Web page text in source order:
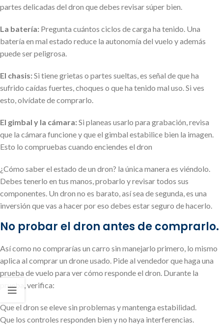
partes delicadas del dron que debes revisar súper bien.
La batería: Pregunta cuántos ciclos de carga ha tenido. Una
batería en mal estado reduce la autonomía del vuelo y además
puede ser peligrosa.
El chasis:Si tiene grietas o partes sueltas, es señal de que ha
sufrido caídas fuertes, choques o que ha tenido mal uso. Si ves
esto, olvídate de comprarlo.
El gimbal y la cámara:Si planeas usarlo para grabación, revisa
que la cámara funcione y que el gimbal estabilice bien la imagen.
Esto lo compruebas cuando enciendes el dron
¿Cómo saber el estado de un dron? la única manera es viéndolo.
Debes tenerlo en tus manos, probarlo y revisar todos sus
componentes. Un dron no es barato, así sea de segunda, es una
inversión que vas a hacer por eso debes estar seguro de hacerlo.
No probar el dron antes de comprarlo.
Así como no comprarías un carro sin manejarlo primero, lo mismo
aplica al comprar un drone usado. Pide al vendedor que haga una
prueba de vuelo para ver cómo responde el dron. Durante la
prueba, verifica:
Que el dron se eleve sin problemas y mantenga estabilidad.
Que los controles responden bien y no haya interferencias.